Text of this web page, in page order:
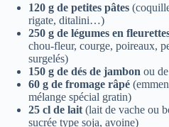
120 g de petites pâtes
rigate, ditalini…)
250 g de légumes en
chou-fleur, courge, poireaux,
surgelés)
150 g de dés de jambon ou
60 g de fromage râpé
mélange spécial gratin)
25 cl de lait (lait de vache ou
sucrée type soja, avoine)